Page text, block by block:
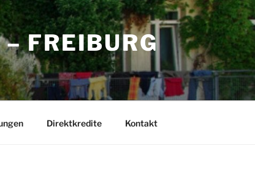
FREIBURG
Direktkredite Kontakt